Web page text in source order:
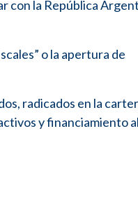
con la República
o la apertura de
radicados en la
y financiamiento al